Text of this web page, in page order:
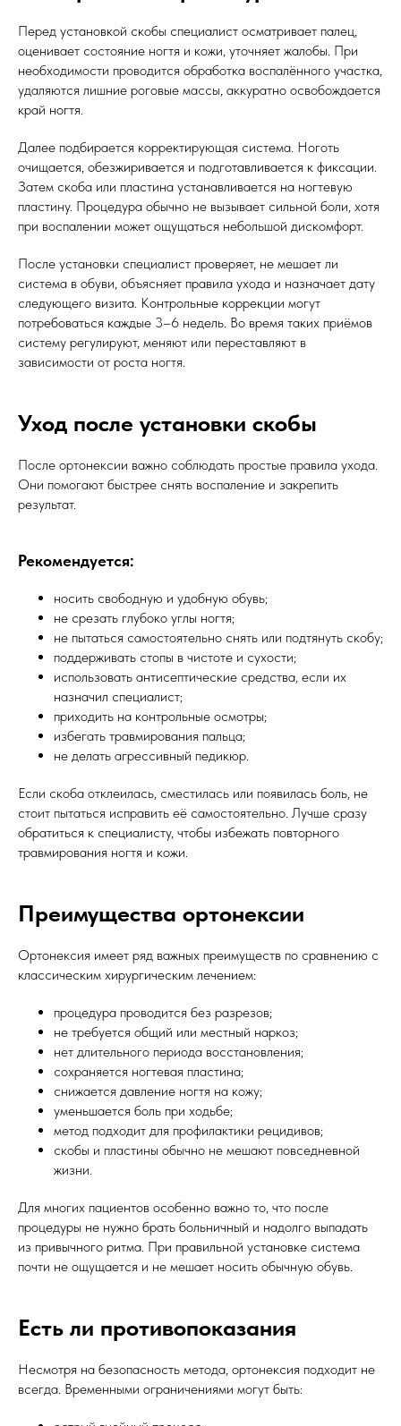
Перед установкой скобы специалист осматривает палец,
оценивает состояние ногтя и кожи, уточняет жалобы. При
необходимости проводится обработка воспалённого участка,
удаляются лишние роговые массы, аккуратно освобождается
край ногтя.
Далее подбирается корректирующая система. Ноготь
очищается, обезжиривается и подготавливается к фиксации.
Затем скоба или пластина устанавливается на ногтевую
пластину. Процедура обычно не вызывает сильной боли, хотя
при воспалении может ощущаться небольшой дискомфорт.
После установки специалист проверяет, не мешает ли
система в обуви, объясняет правила ухода и назначает дату
следующего визита. Контрольные коррекции могут
потребоваться каждые 3–6 недель. Во время таких приёмов
систему регулируют, меняют или переставляют в
зависимости от роста ногтя.
Уход после установки скобы
После ортонексии важно соблюдать простые правила ухода.
Они помогают быстрее снять воспаление и закрепить
результат.
Рекомендуется:
носить свободную и удобную обувь;
не срезать глубоко углы ногтя;
не пытаться самостоятельно снять или подтянуть скобу;
поддерживать стопы в чистоте и сухости;
использовать антисептические средства, если их
назначил специалист;
приходить на контрольные осмотры;
избегать травмирования пальца;
не делать агрессивный педикюр.
Если скоба отклеилась, сместилась или появилась боль, не
стоит пытаться исправить её самостоятельно. Лучше сразу
обратиться к специалисту, чтобы избежать повторного
травмирования ногтя и кожи.
Преимущества ортонексии
Ортонексия имеет ряд важных преимуществ по сравнению с
классическим хирургическим лечением:
процедура проводится без разрезов;
не требуется общий или местный наркоз;
нет длительного периода восстановления;
сохраняется ногтевая пластина;
снижается давление ногтя на кожу;
уменьшается боль при ходьбе;
метод подходит для профилактики рецидивов;
скобы и пластины обычно не мешают повседневной
жизни.
Для многих пациентов особенно важно то, что после
процедуры не нужно брать больничный и надолго выпадать
из привычного ритма. При правильной установке система
почти не ощущается и не мешает носить обычную обувь.
Есть ли противопоказания
Несмотря на безопасность метода, ортонексия подходит не
всегда. Временными ограничениями могут быть: